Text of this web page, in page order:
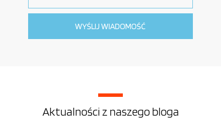
Aktualności z naszego bloga